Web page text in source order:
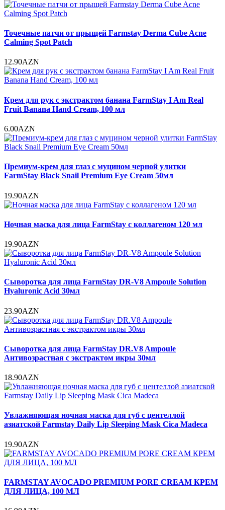
Точечные патчи от прыщей Farmstay Derma Cube Acne
Calming Spot Patch
12.90AZN
Крем для рук с экстрактом банана FarmStay I Am Real
Fruit Banana Hand Cream, 100 мл
6.00AZN
Премиум-крем для глаз с муцином черной улитки
FarmStay Black Snail Premium Eye Cream 50мл
19.90AZN
Ночная маска для лица FarmStay с коллагеном 120 мл
19.90AZN
Сыворотка для лица FarmStay DR-V8 Ampoule Solution
Hyaluronic Acid 30мл
23.90AZN
Сыворотка для лица FarmStay DR.V8 Ampoule
Антивозрастная с экстрактом икры 30мл
18.90AZN
Увлажняющая ночная маска для губ с центеллой
азиатской Farmstay Daily Lip Sleeping Mask Cica Madeca
19.90AZN
FARMSTAY AVOCADO PREMIUM PORE CREAM КРЕМ
ДЛЯ ЛИЦА, 100 МЛ